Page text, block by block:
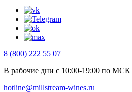
8 (800) 222 55 07
В рабочие дни с 10:00-19:00 по МСК
hotline@millstream-wines.ru